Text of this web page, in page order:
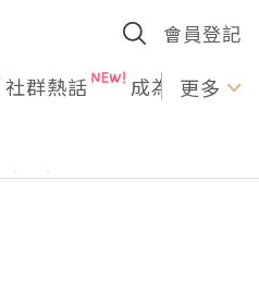
會員登記
社群熱話 成為U更多